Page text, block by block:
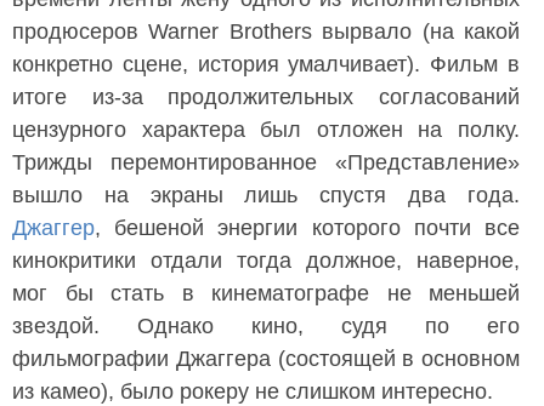
продюсеров Warner Brothers вырвало (на какой
конкретно сцене, история умалчивает). Фильм в
итоге из-за продолжительных согласований
цензурного характера был отложен на полку.
Трижды перемонтированное «Представление»
вышло на экраны лишь спустя два года.
Джаггер, бешеной энергии которого почти все
кинокритики отдали тогда должное, наверное,
мог бы стать в кинематографе не меньшей
звездой. Однако кино, судя по его
фильмографии Джаггера (состоящей в основном
из камео), было рокеру не слишком интересно.